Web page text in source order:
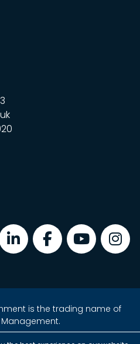
is the trading name of
Management.